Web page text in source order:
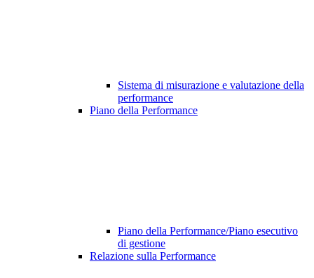
Sistema di misurazione e valutazione della
performance
Piano della Performance
Piano della Performance/Piano esecutivo
di gestione
Relazione sulla Performance